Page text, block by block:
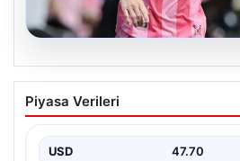
Dünya Kupası sonrası
Messi yapacağını yaptı
Piyasa Verileri
USD 47.70